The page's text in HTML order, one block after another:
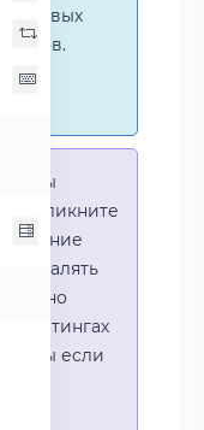
бы
- кликните
удалять
в рейтингах
если